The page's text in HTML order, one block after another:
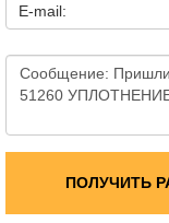
E-mail:
ПОЛУЧИТЬ